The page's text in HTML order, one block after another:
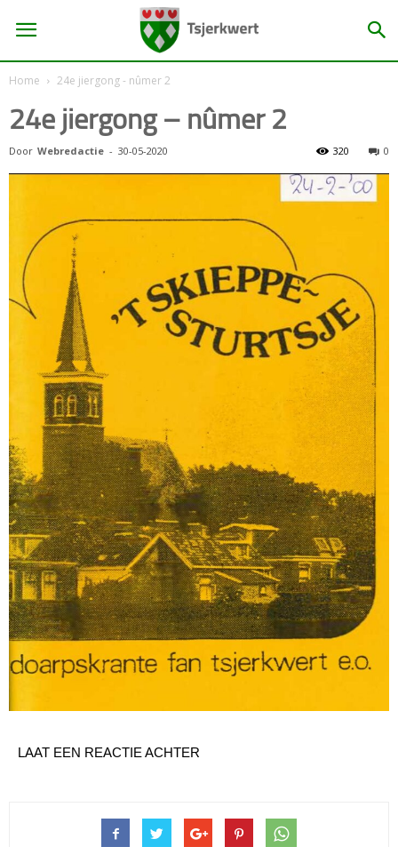
Home 24e jiergong - nûmer 2
24e jiergong – nûmer 2
Door Webredactie - 30-05-2020 0
320
LAAT EEN REACTIE ACHTER